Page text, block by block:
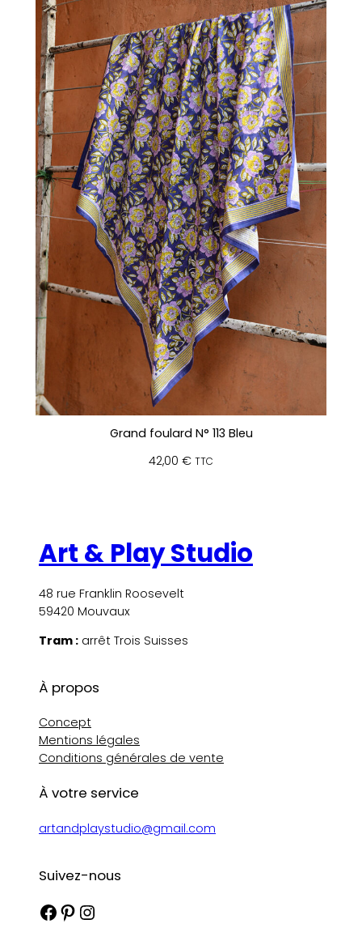
Grand foulard N° 113 Bleu
42,00 € TTC
Art & Play Studio
48 rue Franklin Roosevelt
59420 Mouvaux
Tram : arrêt Trois Suisses
À propos
Concept
Mentions légales
Conditions générales de vente
À votre service
artandplaystudio@gmail.com
Suivez-nous
Facebook Pinterest Instagram